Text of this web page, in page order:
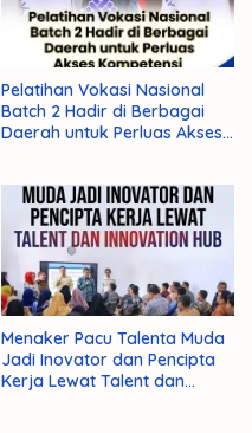
Pelatihan Vokasi Nasional
Batch 2 Hadir di Berbagai
Daerah untuk Perluas Akses
Menaker Pacu Talenta Muda
Jadi Inovator dan Pencipta
Kerja Lewat Talent dan